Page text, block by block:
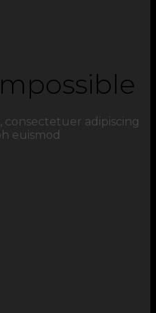
consectetuer adipiscing
euismod